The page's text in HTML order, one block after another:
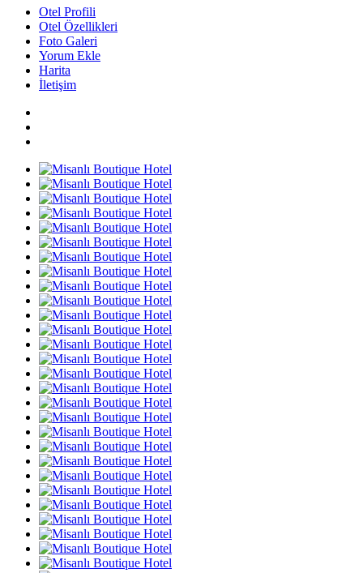
Otel Profili
Otel Özellikleri
Foto Galeri
Yorum Ekle
Harita
İletişim